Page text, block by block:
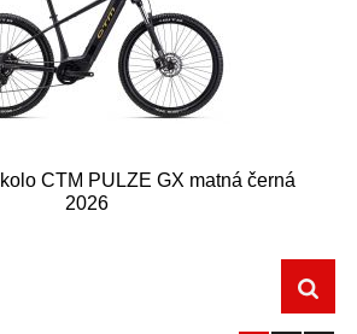
CTM PULZE GX matná černá
2026